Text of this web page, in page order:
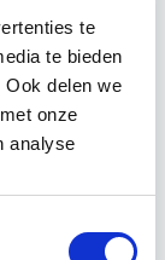
te
te bieden
delen we
onze
analyse
wat…